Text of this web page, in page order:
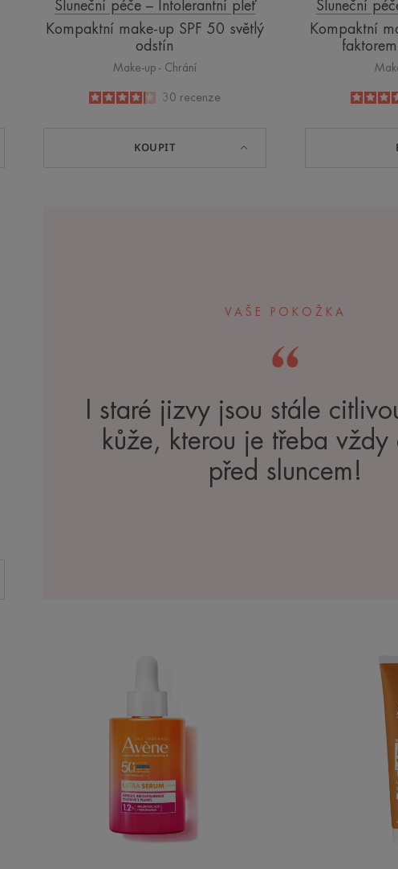
Sluneční péče – Intolerantní pleť
Kompaktní make-up SPF 50 světlý
odstín
Make-up - Chrání
4.1
/
5
30 recenze
KOUPIT
Sluneční
Kompaktní
VAŠE POKOŽKA
I staré jizvy jsou stále
kůže, kterou je třeba vždy
před sluncem!
SÉRUM
SPF50+
VYPLŇUJE
PLEŤ